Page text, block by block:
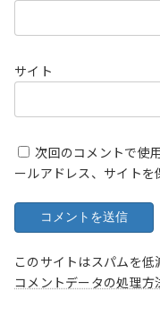
サイト
次回のコメントで使
ールアドレス、サイトを
このサイトはスパムを低
コメントデータの処理